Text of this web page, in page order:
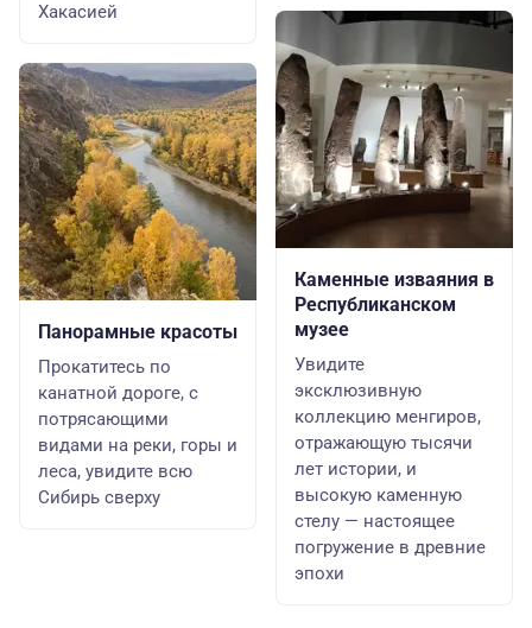
Хакасией
Панорамные красоты
Прокатитесь по
канатной дороге, с
потрясающими
видами на реки, горы и
леса, увидите всю
Сибирь сверху
Каменные изваяния в
Республиканском
музее
Увидите
эксклюзивную
коллекцию менгиров,
отражающую тысячи
лет истории, и
высокую каменную
стелу — настоящее
погружение в древние
эпохи